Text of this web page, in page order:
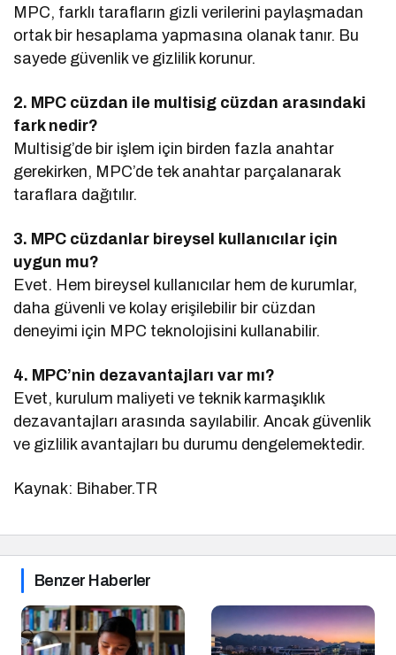
MPC, farklı tarafların gizli verilerini paylaşmadan
ortak bir hesaplama yapmasına olanak tanır. Bu
sayede güvenlik ve gizlilik korunur.
2. MPC cüzdan ile multisig cüzdan arasındaki
fark nedir?
Multisig’de bir işlem için birden fazla anahtar
gerekirken, MPC’de tek anahtar parçalanarak
taraflara dağıtılır.
3. MPC cüzdanlar bireysel kullanıcılar için
uygun mu?
Evet. Hem bireysel kullanıcılar hem de kurumlar,
daha güvenli ve kolay erişilebilir bir cüzdan
deneyimi için MPC teknolojisini kullanabilir.
4. MPC’nin dezavantajları var mı?
Evet, kurulum maliyeti ve teknik karmaşıklık
dezavantajları arasında sayılabilir. Ancak güvenlik
ve gizlilik avantajları bu durumu dengelemektedir.
Kaynak: Bihaber.TR
Benzer Haberler